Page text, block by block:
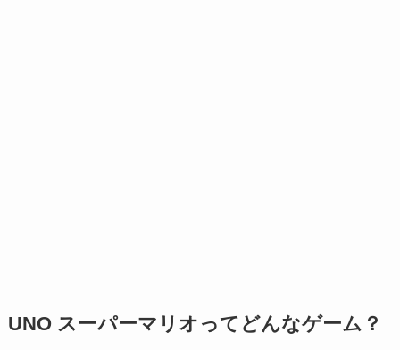
UNO スーパーマリオってどんなゲーム？